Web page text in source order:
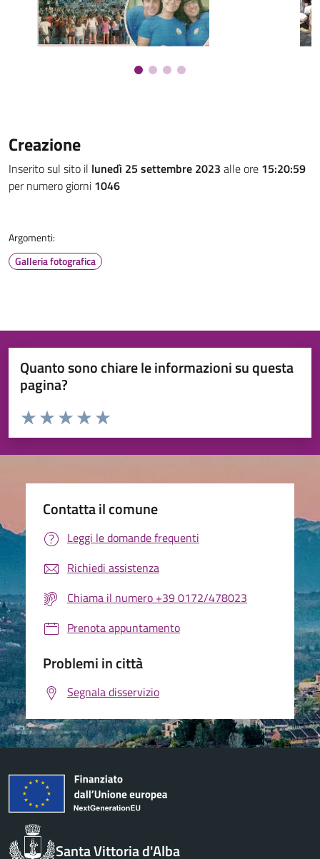
Creazione
Inserito sul sito il lunedì 25 settembre 2023 alle ore 15:20:59
per numero giorni 1046
Argomenti:
Galleria fotografica
Quanto sono chiare le informazioni su questa
pagina?
Valuta da 1 a 5 stelle la pagina
Valuta 5 stelle su 5
Valuta 4 stelle su 5
Valuta 3 stelle su 5
Valuta 2 stelle su 5
Valuta 1 stelle su 5
Contatta il comune
Leggi le domande frequenti
Richiedi assistenza
Chiama il numero +39 0172/478023
Prenota appuntamento
Problemi in città
Segnala disservizio
Santa Vittoria d'Alba